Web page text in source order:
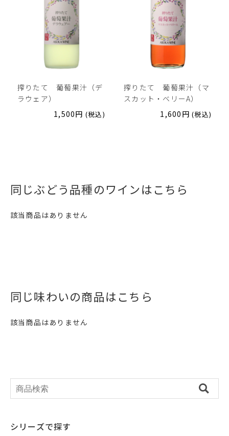
搾りたて 葡萄果汁（デ
ラウェア）
1,500円 (税込)
搾りたて 葡萄果汁（マ
スカット・ベリーA）
1,600 円 (税込)
同じぶどう品種のワインはこちら
該当商品はありません
同じ味わいの商品はこちら
該当商品はありません
シリーズで探す